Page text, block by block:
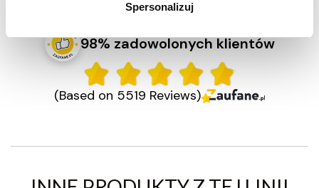
Spersonalizuj
98% zadowolonych klientów
(Based on 5519 Reviews)